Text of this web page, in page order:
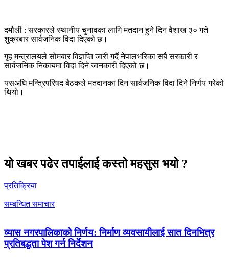
दमौली : सरकारले स्थानीय चुनावका लागि मतदान हुने दिन वैशाख ३० गते
शुक्रबार सार्वजनिक विदा दिएको छ।
गृह मन्त्रालयले सोमबार विज्ञप्ति जारी गर्दै नेपालभरिका सबै सरकारी र
सार्वजनिक निकायमा विदा दिने जानकारी दिएको छ।
यसअघि मन्त्रिपरिषद बैठकले मतदानका दिन सार्वजनिक विदा दिने निर्णय गरेको
थियो।
यो खबर पढेर तपाईलाई कस्तो महसुस भयो ?
प्रतिक्रिया
सम्बन्धित समाचार
व्यास नगरपालिकाको निर्णय: निर्माण व्यवसायीलाई सात दिनभित्र
प्रतिबद्धता पेश गर्न निर्देशन